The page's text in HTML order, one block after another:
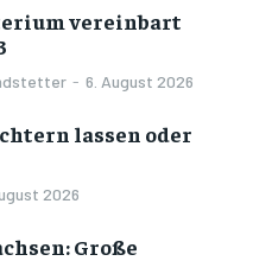
vereinbart
- 6. August 2026
lassen oder
2026
Große